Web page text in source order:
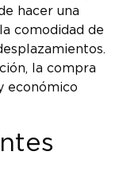
hacer una
comodidad de
la compra
económico